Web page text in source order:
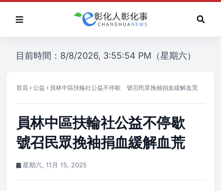
目前時間：8/8/2026, 3:55:54 PM（星期六）
首頁 公益 員林中區扶輪社公益不停歇 號召民眾挽袖捐血緩解血荒
員林中區扶輪社公益不停歇
號召民眾挽袖捐血緩解血荒
星期六, 11月 15, 2025